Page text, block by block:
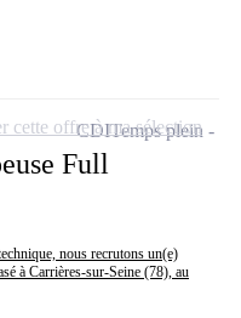
Full
nous recrutons un(e)
à Carrières-sur-Seine (78), au
CDITemps plein
cette offre à ma sélection